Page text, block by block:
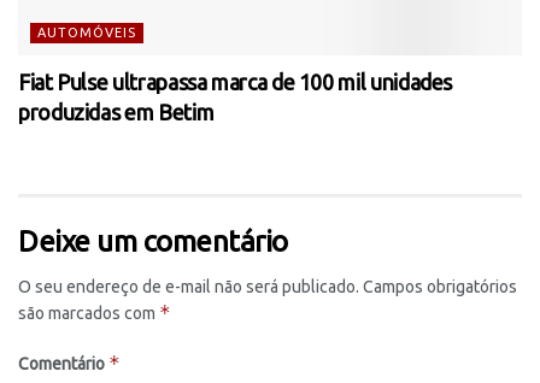
AUTOMÓVEIS
Fiat Pulse ultrapassa marca de 100 mil unidades
produzidas em Betim
Deixe um comentário
O seu endereço de e-mail não será publicado. Campos obrigatórios
são marcados com *
Comentário *